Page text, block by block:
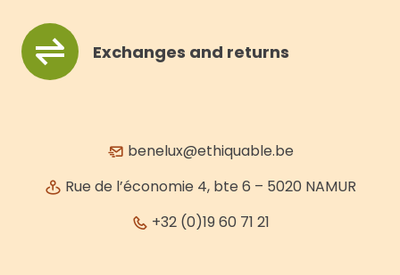
Exchanges and returns
benelux@ethiquable.be
Rue de l’économie 4, bte 6 – 5020 NAMUR
+32 (0)19 60 71 21